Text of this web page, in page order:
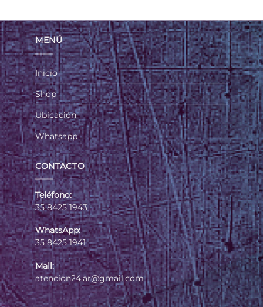
MENÚ
Inicio
Shop
Ubicación
Whatsapp
CONTACTO
Teléfono:
35 8425 1943
WhatsApp:
35 8425 1941
Mail:
atencion24.ar@gmail.com